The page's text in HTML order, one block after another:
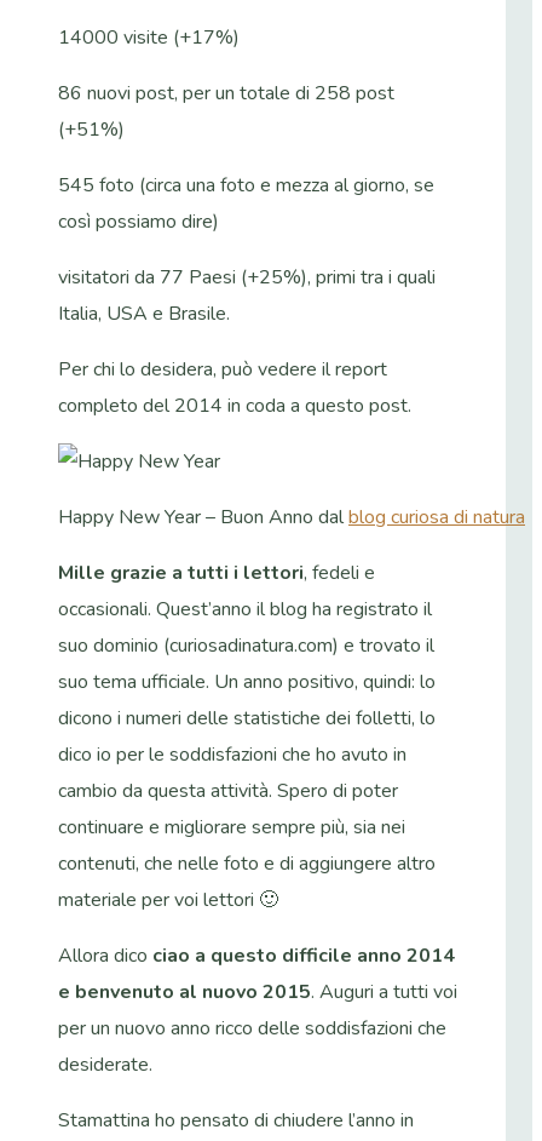
14000 visite (+17%)
86 nuovi post, per un totale di 258 post
(+51%)
545 foto (circa una foto e mezza al giorno, se
così possiamo dire)
visitatori da 77 Paesi (+25%), primi tra i quali
Italia, USA e Brasile.
Per chi lo desidera, può vedere il report
completo del 2014 in coda a questo post.
Happy New Year – Buon Anno dalblog curiosa di natura
Mille grazie a tutti i lettori, fedeli e
occasionali. Quest’anno il blog ha registrato il
suo dominio (curiosadinatura.com) e trovato il
suo tema ufficiale. Un anno positivo, quindi: lo
dicono i numeri delle statistiche dei folletti, lo
dico io per le soddisfazioni che ho avuto in
cambio da questa attività. Spero di poter
continuare e migliorare sempre più, sia nei
contenuti, che nelle foto e di aggiungere altro
materiale per voi lettori 🙂
Allora dico ciao a questo difficile anno 2014
e benvenuto al nuovo 2015. Auguri a tutti voi
per un nuovo anno ricco delle soddisfazioni che
desiderate.
Stamattina ho pensato di chiudere l’anno in